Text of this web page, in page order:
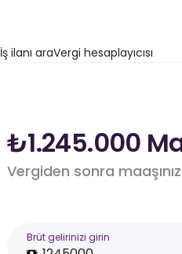
İş ilanı araVergi hesaplayıcısı
₺1.245.000
Vergiden sonra
Brüt gelirinizi girin